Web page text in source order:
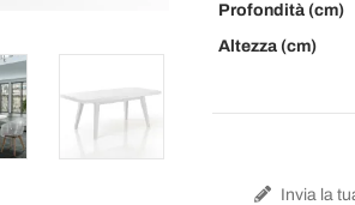
Profondità (cm)
Altezza (cm)
Invia la